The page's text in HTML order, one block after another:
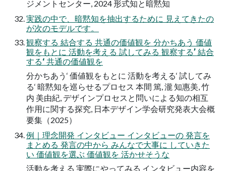
ジメントセンター, 2024 形式知と暗黙知
実践の中で、暗黙知を抽出するために 見えてきたの
が次のモデルです。
観察する 結合する 共通の価値観を 分かちあう 価値
観をもとに 活動を考える 試してみる 観察する’ 結合
する‘ 共通の価値観を
分かちあう‘ 価値観をもとに 活動を考える‘ 試してみ
る‘ 暗黙知を巡らせるプロセス 本間 篤, 瀧 知惠美, 竹
内 美由紀, デザインプロセスと問いによる知の相互
作用に関する探究, 日本デザイン学会研究発表大会概
要集（2025）
例｜理念開発 インタビュー インタビューの 発言を
まとめる 発言の中から みんなで大事に していきた
い 価値観を選ぶ 価値観を 活かせそうな
活動を考える 実際にやってみる インタビュー内容を